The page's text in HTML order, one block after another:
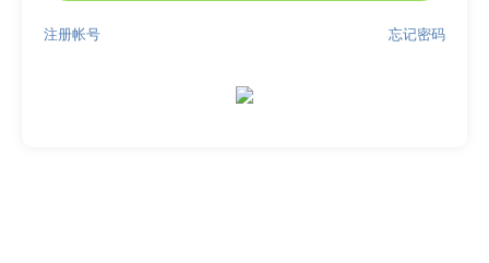
忘记密码
注册帐号